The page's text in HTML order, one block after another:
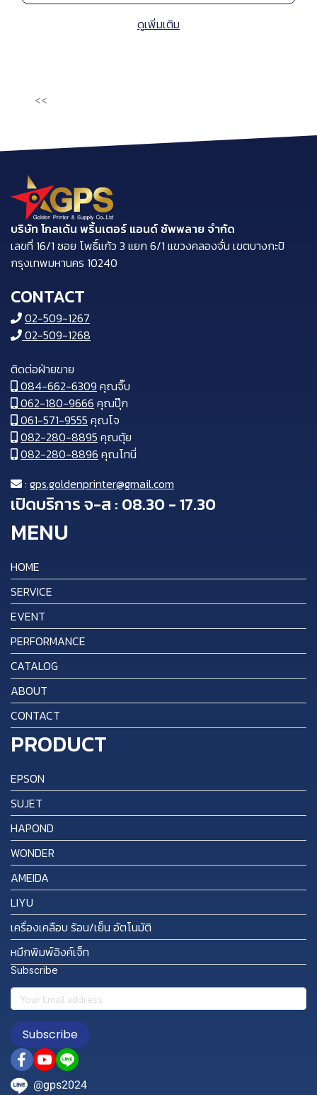
ดูเพิ่มเติม
<<
บริษัท โกลเด้น พริ้นเตอร์ แอนด์ ซัพพลาย จำกัด
​เลขที่ 16/1 ซอย โพธิ์แก้ว 3 แยก 6/1 แขวงคลองจั่น เขตบางกะปิ
กรุงเทพมหานคร 10240
CONTACT
02-509-1267
02-509-1268
ติดต่อฝ่ายขาย
084-662-6309 คุณจิ๊บ
062-180-9666 คุณปุ๊ก
061-571-9555 คุณโจ
082-280-8895 คุณตุ้ย
082-280-8896 คุณโทนี่
: gps.goldenprinter@gmail.com
เปิดบริการ จ-ส : 08.30 - 17.30
MENU
HOME
SERVICE
EVENT
PERFORMANCE
CATALOG
ABOUT
CONTACT
PRODUCT
EPSON
SUJET
HAPOND
WONDER
AMEIDA
LIYU
เครื่องเคลือบ ร้อน/เย็น อัตโนมัติ
หมึกพิมพ์อิงค์เจ็ท
Subscribe
Subscribe
@gps2024